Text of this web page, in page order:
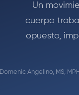
Un
cuerpo
opuesto,
Domenic Angelino, MS,